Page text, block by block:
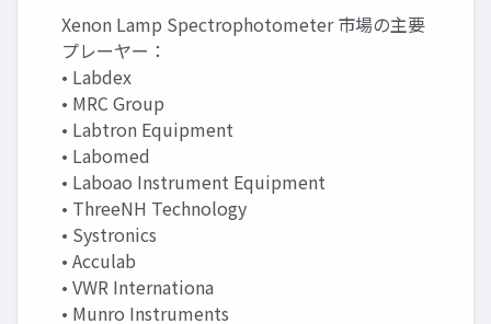
Xenon Lamp Spectrophotometer 市場の主要
プレーヤー：
• Labdex
• MRC Group
• Labtron Equipment
• Labomed
• Laboao Instrument Equipment
• ThreeNH Technology
• Systronics
• Acculab
• VWR Internationa
• Munro Instruments